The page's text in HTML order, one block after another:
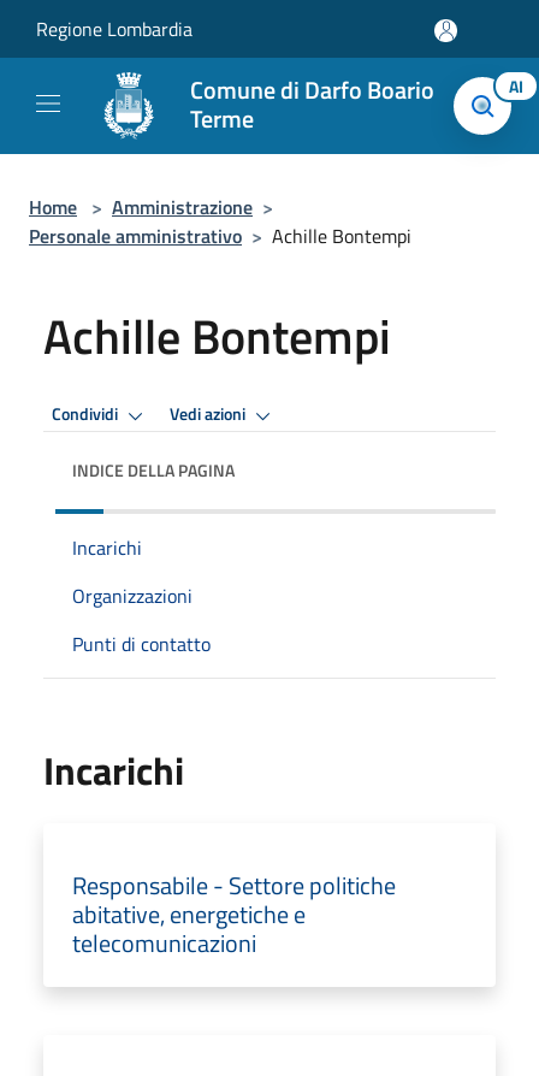
Regione Lombardia
Comune di Darfo Boario
Terme
AI
Home > Amministrazione >
Personale amministrativo > Achille Bontempi
Achille Bontempi
Condividi Vedi azioni
INDICE DELLA PAGINA
Incarichi
Organizzazioni
Punti di contatto
Incarichi
Responsabile - Settore politiche
abitative, energetiche e
telecomunicazioni